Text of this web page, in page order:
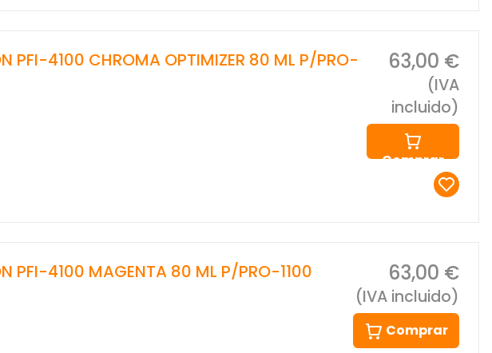
PFI-4100 CHROMA OPTIMIZER 80 ML P/PRO-
63,00 €
(IVA
incluido)
Comprar
PFI-4100 MAGENTA 80 ML P/PRO-1100 63,00 €
(IVA incluido)
Comprar